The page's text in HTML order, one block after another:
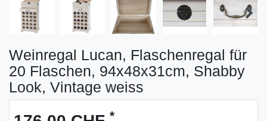
Weinregal Lucan, Flaschenregal für
20 Flaschen, 94x48x31cm, Shabby
Look, Vintage weiss
*